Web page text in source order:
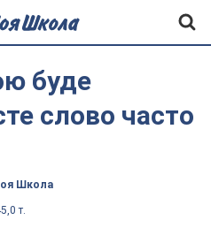
буде
слово часто
Школа
т.